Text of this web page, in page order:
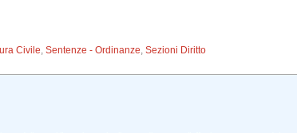
Civile,Sentenze - Ordinanze,Sezioni Diritto